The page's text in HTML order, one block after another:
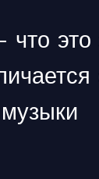
что это